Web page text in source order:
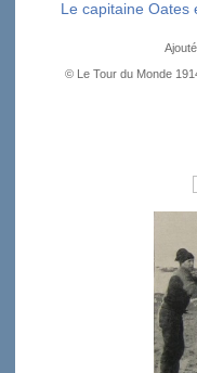
Le capitaine Oates
© Le Tour du Monde